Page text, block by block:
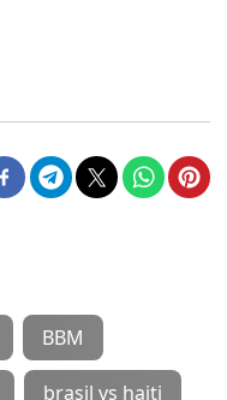
BBM
brasil vs haiti